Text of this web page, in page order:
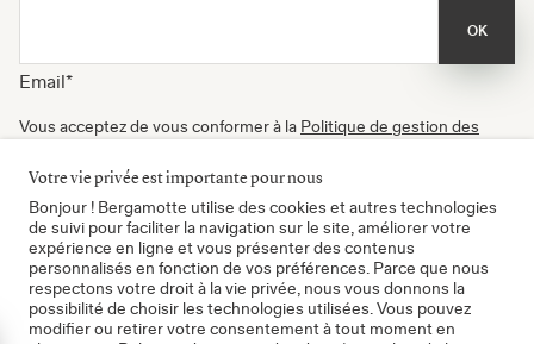
Email*
OK
Vous acceptez de vous conformer à la Politique de gestion des
newsletters. Vous pouvez vous désinscrire à tout moment.
Certifié B Corp
Votre vie privée est importante pour nous
Bonjour ! Bergamotte utilise des cookies et autres technologies
de suivi pour faciliter la navigation sur le site, améliorer votre
expérience en ligne et vous présenter des contenus
personnalisés en fonction de vos préférences. Parce que nous
respectons votre droit à la vie privée, nous vous donnons la
possibilité de choisir les technologies utilisées. Vous pouvez
modifier ou retirer votre consentement à tout moment en